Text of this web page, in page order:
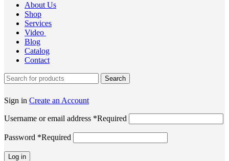
About Us
Shop
Services
Video
Blog
Catalog
Contact
Search
Sign in Create an Account
Username or email address *Required
Password *Required
Log in